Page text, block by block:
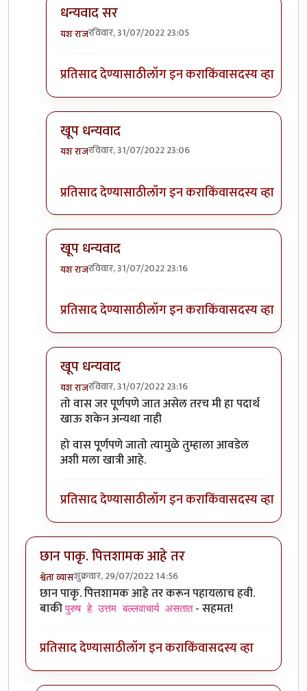
धन्यवाद सर
यश राजरविवार, 31/07/2022 23:05
प्रतिसाद देण्यासाठीलॉग इन कराकिंवासदस्य व्हा
खूप धन्यवाद
यश राजरविवार, 31/07/2022 23:06
प्रतिसाद देण्यासाठीलॉग इन कराकिंवासदस्य व्हा
खूप धन्यवाद
यश राजरविवार, 31/07/2022 23:16
प्रतिसाद देण्यासाठीलॉग इन कराकिंवासदस्य व्हा
खूप धन्यवाद
यश राजरविवार, 31/07/2022 23:16
In reply toपायसम मनापासून आवडते ओणमला
तो वास जर पूर्णपणे जात असेल तरच मी हा पदार्थ
खाऊ शकेन अन्यथा नाही
हो वास पूर्णपणे जातो त्यामुळे तुम्हाला आवडेल
अशी मला खात्री आहे.
प्रतिसाद देण्यासाठीलॉग इन कराकिंवासदस्य व्हा
छान पाकृ. पित्तशामक आहे तर
श्वेता व्यासशुक्रवार, 29/07/2022 14:56
छान पाकृ. पित्तशामक आहे तर करून पहायलाच हवी.
बाकीपुरुष हे उत्तम बल्लवाचार्य असतात- सहमत!
प्रतिसाद देण्यासाठीलॉग इन कराकिंवासदस्य व्हा